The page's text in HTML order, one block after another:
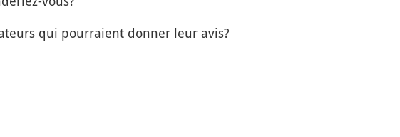
qui pourraient donner leur avis?